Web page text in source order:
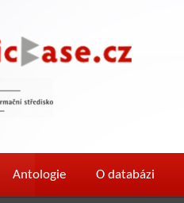
Antologie O databázi